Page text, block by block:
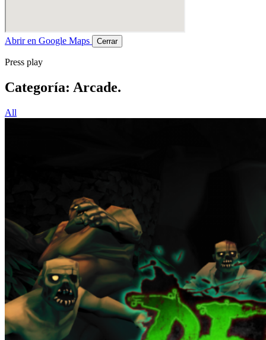
Abrir en Google Maps Cerrar
Press play
Categoría: Arcade.
All